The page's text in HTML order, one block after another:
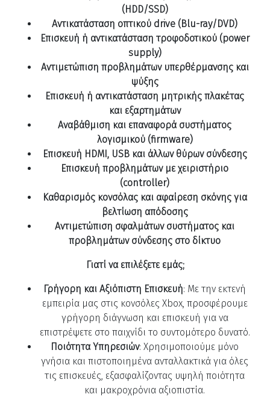
(HDD/SSD)
Αντικατάσταση οπτικού drive (Blu-ray/DVD)
Επισκευή ή αντικατάσταση τροφοδοτικού (power
supply)
Αντιμετώπιση προβλημάτων υπερθέρμανσης και
ψύξης
Επισκευή ή αντικατάσταση μητρικής πλακέτας
και εξαρτημάτων
Αναβάθμιση και επαναφορά συστήματος
λογισμικού (firmware)
Επισκευή HDMI, USB και άλλων θύρων σύνδεσης
Επισκευή προβλημάτων με χειριστήριο
(controller)
Καθαρισμός κονσόλας και αφαίρεση σκόνης για
βελτίωση απόδοσης
Αντιμετώπιση σφαλμάτων συστήματος και
προβλημάτων σύνδεσης στο δίκτυο
Γιατί να επιλέξετε εμάς;
Γρήγορη και Αξιόπιστη Επισκευή: Με την εκτενή
εμπειρία μας στις κονσόλες Xbox, προσφέρουμε
γρήγορη διάγνωση και επισκευή για να
επιστρέψετε στο παιχνίδι το συντομότερο δυνατό.
Ποιότητα Υπηρεσιών: Χρησιμοποιούμε μόνο
γνήσια και πιστοποιημένα ανταλλακτικά για όλες
τις επισκευές, εξασφαλίζοντας υψηλή ποιότητα
και μακροχρόνια αξιοπιστία.